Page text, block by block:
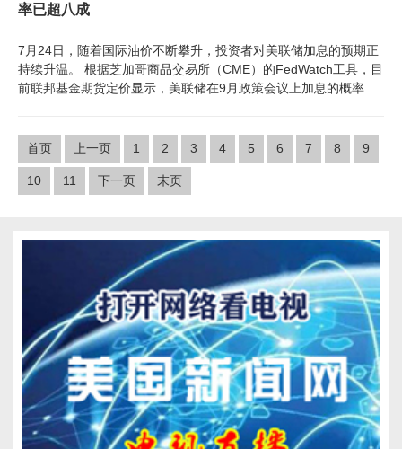
率已超八成
7月24日，随着国际油价不断攀升，投资者对美联储加息的预期正
持续升温。 根据芝加哥商品交易所（CME）的FedWatch工具，目
前联邦基金期货定价显示，美联储在9月政策会议上加息的概率
首页 上一页 1 2 3 4 5 6 7 8 9
10 11 下一页 末页